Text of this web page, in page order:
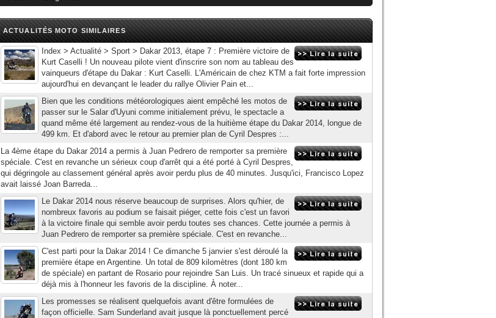
ACTUALITÉS MOTO SIMILAIRES
Index > Actualité > Sport > Dakar 2013, étape 7 : Première victoire de
Kurt Caselli ! Un nouveau pilote vient d'inscrire son nom au tableau des
vainqueurs d'étape du Dakar : Kurt Caselli. L'Américain de chez KTM a fait forte impression
aujourd'hui en devançant le leader du rallye Olivier Pain et...
Bien que les conditions météorologiques aient empêché les motos de
passer sur le Salar d'Uyuni comme initialement prévu, le spectacle a
quand même été largement au rendez-vous de la huitième étape du Dakar 2014, longue de
499 km. Et d'abord avec le retour au premier plan de Cyril Despres :...
La 4ème étape du Dakar 2014 a permis à Juan Pedrero de remporter sa première
spéciale. C'est en revanche un sérieux coup d'arrêt qui a été porté à Cyril Despres,
qui dégringole au classement général après avoir perdu plus de 40 minutes. Jusqu'ici, Francisco Lopez
avait laissé Joan Barreda...
Le Dakar 2014 nous réserve beaucoup de surprises. Alors qu'hier, de
nombreux favoris au podium se faisait piéger, cette fois c'est un favori
à la victoire finale qui semble avoir perdu toutes ses chances. Cette journée a permis à
Juan Pedrero de remporter sa première spéciale. C'est en revanche...
C'est parti pour la Dakar 2014 ! Ce dimanche 5 janvier s'est déroulé la
première étape en Argentine. Un total de 809 kilomètres (dont 180 km
de spéciale) en partant de Rosario pour rejoindre San Luis. Un tracé sinueux et rapide qui a
déjà mis à l'honneur les favoris de la discipline. À noter...
Les promesses se réalisent quelquefois avant d'être formulées de
façon officielle. Sam Sunderland avait jusque là ponctuellement percé